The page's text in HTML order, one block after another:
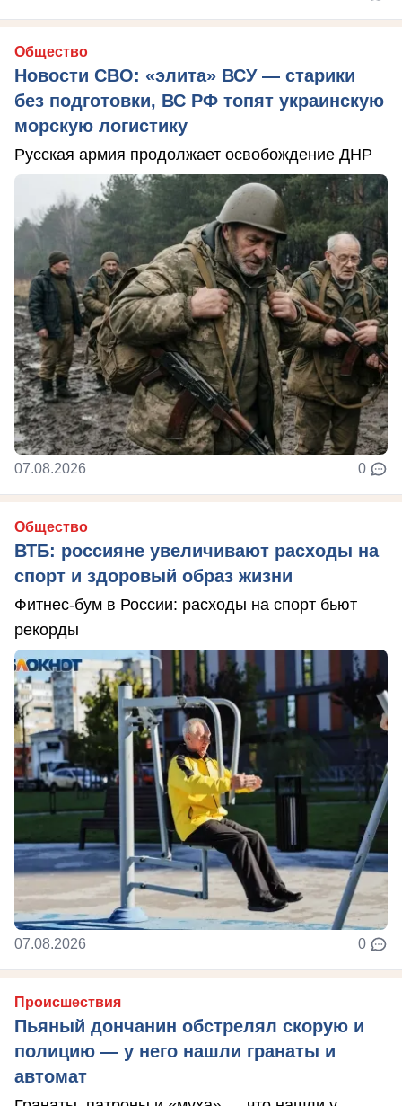
Общество
Новости СВО: «элита» ВСУ — старики
без подготовки, ВС РФ топят украинскую
морскую логистику
Русская армия продолжает освобождение ДНР
07.08.2026 0
Общество
ВТБ: россияне увеличивают расходы на
спорт и здоровый образ жизни
Фитнес-бум в России: расходы на спорт бьют
рекорды
07.08.2026 0
Происшествия
Пьяный дончанин обстрелял скорую и
полицию — у него нашли гранаты и
автомат